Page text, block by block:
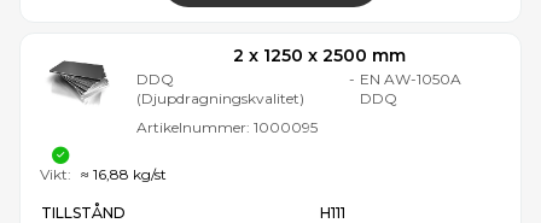
2 x 1250 x 2500 mm
DDQ
(Djupdragningskvalitet)
- EN AW-1050A
DDQ
Artikelnummer: 1000095
TILLSTÅND
H111
Vikt: ≈ 16,88 kg/st